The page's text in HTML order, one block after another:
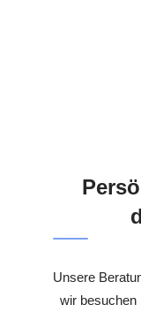
Unsere
wir besuchen